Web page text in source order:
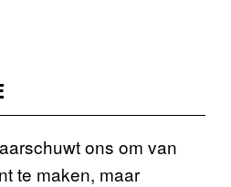
ons om van
te maken, maar